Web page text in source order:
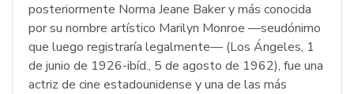
posteriormente Norma Jeane Baker y más conocida
por su nombre artístico Marilyn Monroe —seudónimo
que luego registraría legalmente— (Los Ángeles, 1
de junio de 1926-ibíd., 5 de agosto de 1962), fue una
actriz de cine estadounidense y una de las más